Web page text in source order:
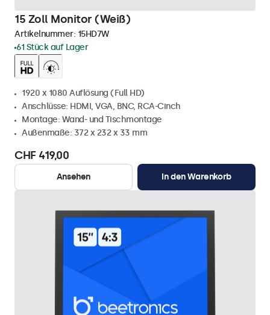
15 Zoll Monitor (Weiß)
Artikelnummer: 15HD7W
61 Stück auf Lager
1920 x 1080 Auflösung (Full HD)
Anschlüsse: HDMI, VGA, BNC, RCA-Cinch
Montage: Wand- und Tischmontage
Außenmaße: 372 x 232 x 33 mm
CHF 419,00
Ansehen In den Warenkorb